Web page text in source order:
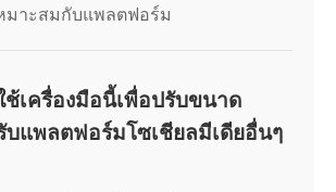
าะสมกับแพลตฟอร์ม
เครื่องมือนี้เพื่อปรับขนาด
แพลตฟอร์มโซเชียลมีเดียอื่นๆ